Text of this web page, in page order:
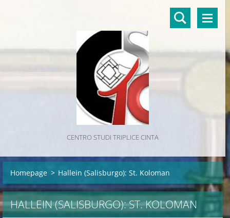
CENTRO STUDI TRIPLICE CINTA
Homepage > Hallein (Salisburgo): St. Koloman
HALLEIN (SALISBURGO): ST. KOLOMAN